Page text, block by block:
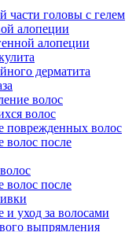
части головы с гелем
алопеции
алопеции
дерматита
волос
волос
поврежденных волос
волос после
волос после
и уход за волосами
выпрямления